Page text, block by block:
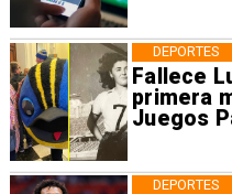
Fallece
primera
Juegos
DEPORTES
DEPORTES